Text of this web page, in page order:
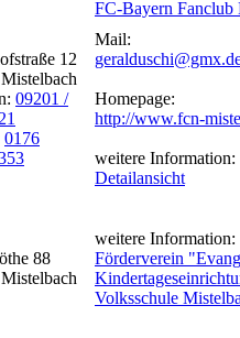
FC-Bayern Fanclub
12
09201 /
0176
Mail:
Homepage:
http://www.fcn-
weitere Information:
Detailansicht
88
weitere Information:
Förderverein
Volksschule